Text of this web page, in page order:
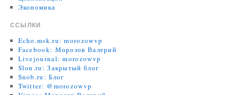
Экономика
ССЫЛКИ
Echo.msk.ru: morozowvp
Facebook: Морозов Валерий
Livejournal: morozowvp
Slon.ru: Закрытый блог
Snob.ru: Блог
Twitter: @morozowvp